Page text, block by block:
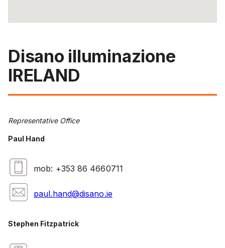
Disano illuminazione
IRELAND
Representative Office
Paul Hand
mob: +353 86 4660711
paul.hand@disano.ie
Stephen Fitzpatrick